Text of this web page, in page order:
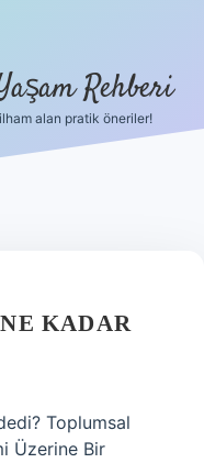
Rehberi
alan pratik öneriler!
KADAR
Toplumsal
Üzerine Bir